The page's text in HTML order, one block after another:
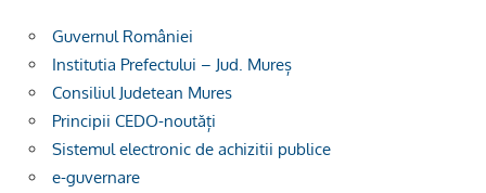
Guvernul României
Institutia Prefectului – Jud. Mureș
Consiliul Judetean Mures
Principii CEDO-noutăți
Sistemul electronic de achizitii publice
e-guvernare